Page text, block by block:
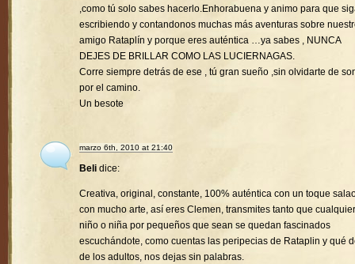
,como tú solo sabes hacerlo.Enhorabuena y animo para que
escribiendo y contandonos muchas más aventuras sobre
amigo Rataplín y porque eres auténtica …ya sabes , NUNCA
DEJES DE BRILLAR COMO LAS LUCIERNAGAS.
Corre siempre detrás de ese , tú gran sueño ,sin olvidarte de
por el camino.
Un besote
marzo 6th, 2010 at 21:40
Beli dice:
Creativa, original, constante, 100% auténtica con un toque
con mucho arte, así eres Clemen, transmites tanto que cualquier
niño o niña por pequeños que sean se quedan fascinados
escuchándote, como cuentas las peripecias de Rataplin y qué
de los adultos, nos dejas sin palabras.